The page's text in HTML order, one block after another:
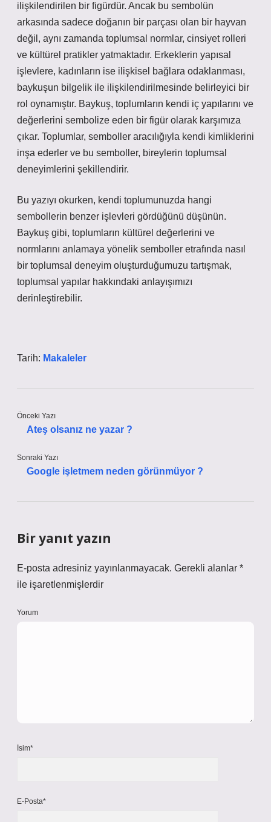
ilişkilendirilen bir figürdür. Ancak bu sembolün
arkasında sadece doğanın bir parçası olan bir hayvan
değil, aynı zamanda toplumsal normlar, cinsiyet rolleri
ve kültürel pratikler yatmaktadır. Erkeklerin yapısal
işlevlere, kadınların ise ilişkisel bağlara odaklanması,
baykuşun bilgelik ile ilişkilendirilmesinde belirleyici bir
rol oynamıştır. Baykuş, toplumların kendi iç yapılarını ve
değerlerini sembolize eden bir figür olarak karşımıza
çıkar. Toplumlar, semboller aracılığıyla kendi kimliklerini
inşa ederler ve bu semboller, bireylerin toplumsal
deneyimlerini şekillendirir.
Bu yazıyı okurken, kendi toplumunuzda hangi
sembollerin benzer işlevleri gördüğünü düşünün.
Baykuş gibi, toplumların kültürel değerlerini ve
normlarını anlamaya yönelik semboller etrafında nasıl
bir toplumsal deneyim oluşturduğumuzu tartışmak,
toplumsal yapılar hakkındaki anlayışımızı
derinleştirebilir.
Tarih: Makaleler
Önceki Yazı
Ateş olsanız ne yazar ?
Sonraki Yazı
Google işletmem neden görünmüyor ?
Bir yanıt yazın
E-posta adresiniz yayınlanmayacak. Gerekli alanlar *
ile işaretlenmişlerdir
Yorum
İsim*
E-Posta*